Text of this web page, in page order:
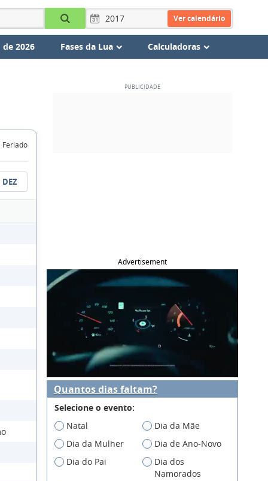
Ver calendário
2026 Fases da Lua Calculadoras
Feriado
DEZ
Advertisement
Quantos dias faltam?
Selecione o evento:
Natal
Dia da Mãe
Dia da Mulher
Dia de Ano-Novo
Dia do Pai
Dia dos
Namorados